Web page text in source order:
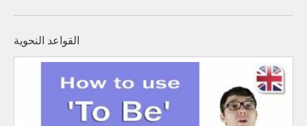
القواعد النحوية